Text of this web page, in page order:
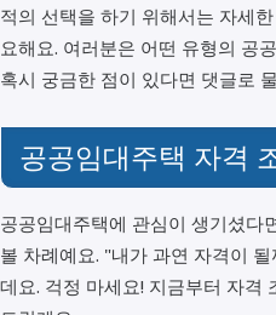
적의 선택을 하기 위해서는 자세
요해요. 여러분은 어떤 유형의 공
혹시 궁금한 점이 있다면 댓글로
공공임대주택 자격
공공임대주택에 관심이 생기셨다
볼 차례예요. "내가 과연 자격이
데요. 걱정 마세요! 지금부터 자격